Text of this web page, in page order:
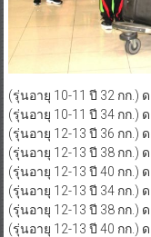
(รุ่นอายุ 10-11 ปี 32 กก.)
(รุ่นอายุ 10-11 ปี 34 กก.)
(รุ่นอายุ 12-13 ปี 36 กก.)
(รุ่นอายุ 12-13 ปี 38 กก.)
(รุ่นอายุ 12-13 ปี 40 กก.)
(รุ่นอายุ 12-13 ปี 34 กก
(รุ่นอายุ 12-13 ปี 38 กก
(รุ่นอายุ 12-13 ปี 40 กก.)